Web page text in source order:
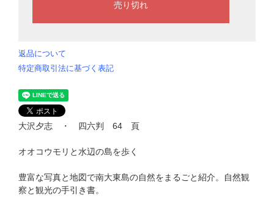
返品について
特定商取引法に基づく表記
大沢夕志 ・ 四六判 64 頁
オオコウモリと水辺の島を歩く
豊富な写真と地図で南大東島の自然をまるごと紹介。自然観
察と観光の手引き書。